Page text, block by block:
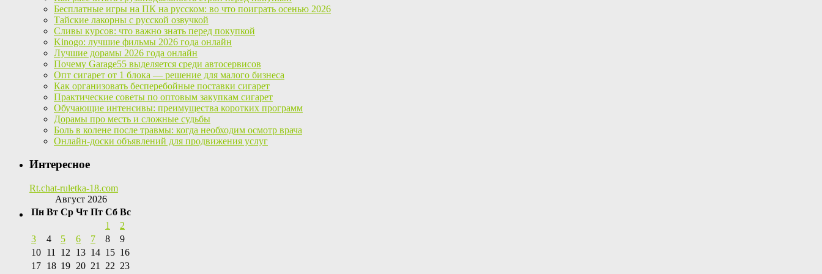
Бесплатные игры на ПК на русском: во что поиграть осенью 2026
Тайские лакорны с русской озвучкой
Сливы курсов: что важно знать перед покупкой
Kinogo: лучшие фильмы 2026 года онлайн
Лучшие дорамы 2026 года онлайн
Почему Garage55 выделяется среди автосервисов
Опт сигарет от 1 блока — решение для малого бизнеса
Как организовать бесперебойные поставки сигарет
Практические советы по оптовым закупкам сигарет
Обучающие интенсивы: преимущества коротких программ
Дорамы про месть и сложные судьбы
Боль в колене после травмы: когда необходим осмотр врача
Онлайн-доски объявлений для продвижения услуг
Интересное
Rt.chat-ruletka-18.com
Август 2026
Пн Вт Ср Чт Пт Сб Вс
1
2
3
4 5 6 7 8
9
10 11 12 13 14 15 16
17 18 19 20 21 22 23